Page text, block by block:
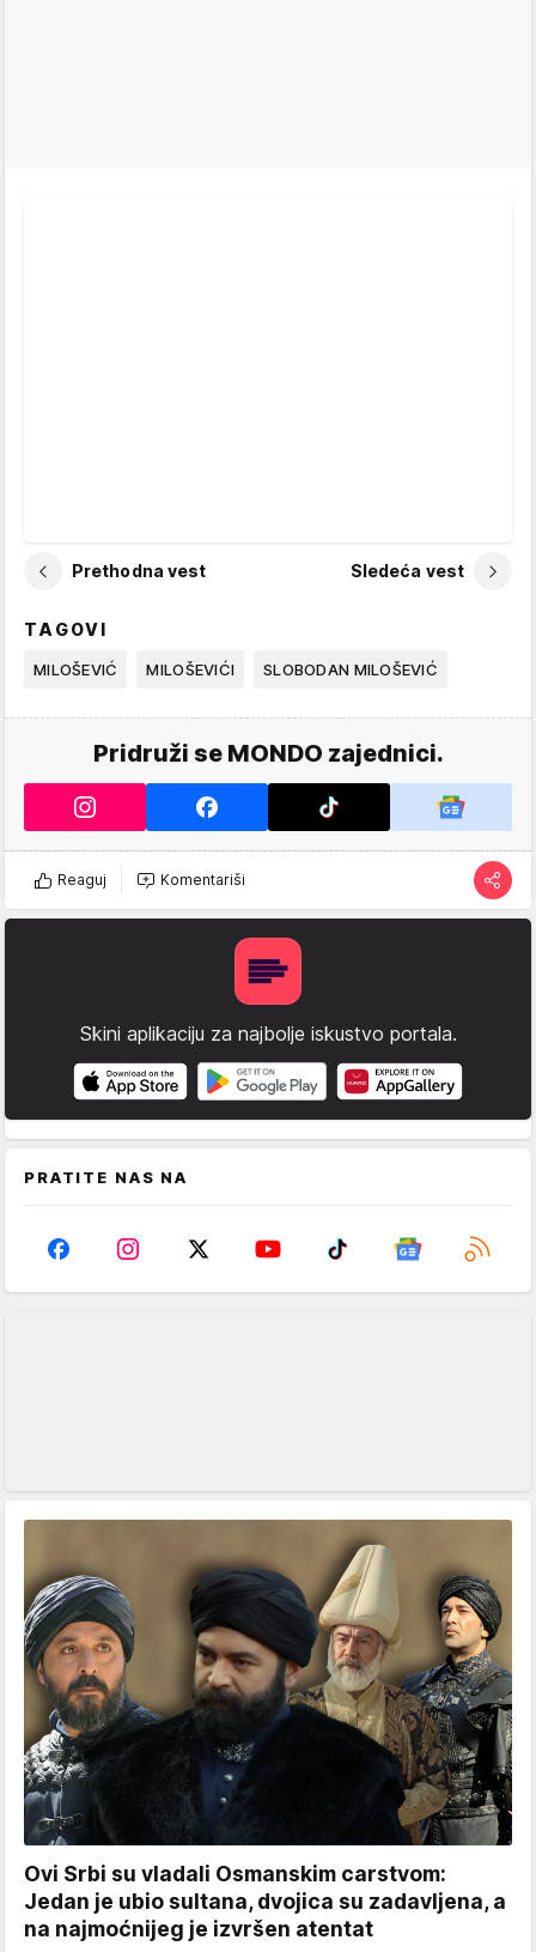
Prethodna vest Sledeća vest
TAGOVI
MILOŠEVIĆ MILOŠEVIĆI SLOBODAN MILOŠEVIĆ
Pridruži se MONDO zajednici.
Reaguj Komentariši
Skini aplikaciju za najbolje iskustvo portala.
PRATITE NAS NA
Ovi Srbi su vladali Osmanskim carstvom:
Jedan je ubio sultana, dvojica su zadavljena, a
na najmoćnijeg je izvršen atentat